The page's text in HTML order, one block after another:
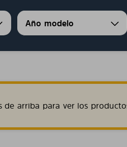
arriba para ver los